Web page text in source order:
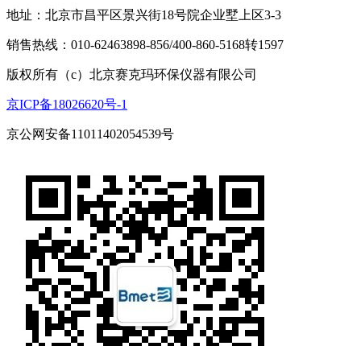
地址：北京市昌平区景兴街18号院企业墅上区3-3
销售热线：010-62463898-856/400-860-5168转1597
版权所有（c）北京赛克玛环保仪器有限公司
京ICP备18026620号-1
京公网安备11011402054539号